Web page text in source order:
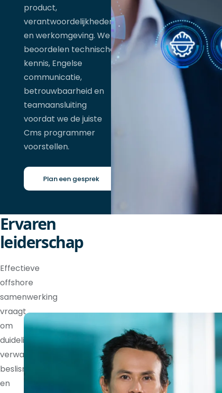
product,
verantwoordelijkheden
en werkomgeving. We
beoordelen technische
kennis, Engelse
communicatie,
betrouwbaarheid en
teamaansluiting
voordat we de juiste
Cms programmer
voorstellen.
Plan een gesprek
Ervaren
leiderschap
Effectieve
offshore
samenwerking
vraagt
om
duidelijke
verwachtingen,
beslisrechten
en